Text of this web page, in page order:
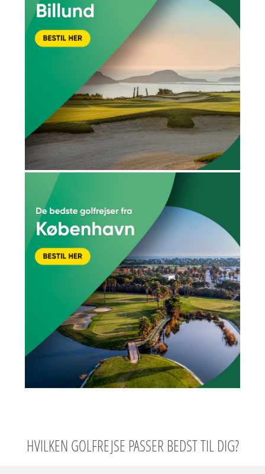
HVILKEN GOLFREJSE PASSER BEDST TIL DIG?